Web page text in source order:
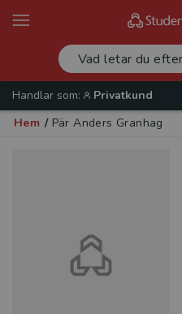
Handlar som:
Privatkund
Hem / Pär Anders Granhag